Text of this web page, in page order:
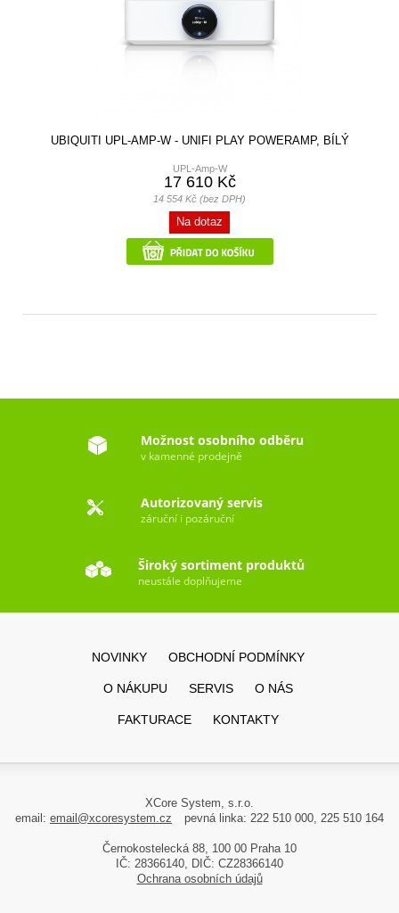
UBIQUITI UPL-AMP-W - UNIFI PLAY POWERAMP, BÍLÝ
UPL-Amp-W
17 610 Kč
14 554 Kč (bez DPH)
Na dotaz
Možnost osobního odběru
v kamenné prodejně
Autorizovaný servis
záruční i pozáruční
Široký sortiment produktů
neustále doplňujeme
NOVINKY OBCHODNÍ PODMÍNKY
O NÁKUPU SERVIS O NÁS
FAKTURACE KONTAKTY
XCore System, s.r.o.
email: email@xcoresystem.cz pevná linka: 222 510 000, 225 510 164
Černokostelecká 88, 100 00 Praha 10
IČ: 28366140, DIČ: CZ28366140
Ochrana osobních údajů